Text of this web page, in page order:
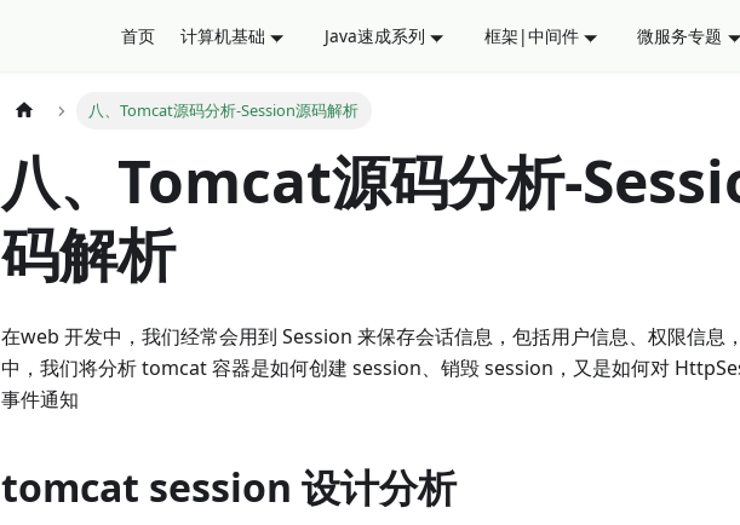
首页 计算机基础 Java速成系列 框架|中间件 微服务专题
八、Tomcat源码分析-Session源码解析
八、Tomcat源码分析-
码解析
在web 开发中，我们经常会用到 Session 来保存会话信息，包括用户信息、权限信息
中，我们将分析 tomcat 容器是如何创建 session、销毁 session，又是如何对
事件通知
tomcat session 设计分析